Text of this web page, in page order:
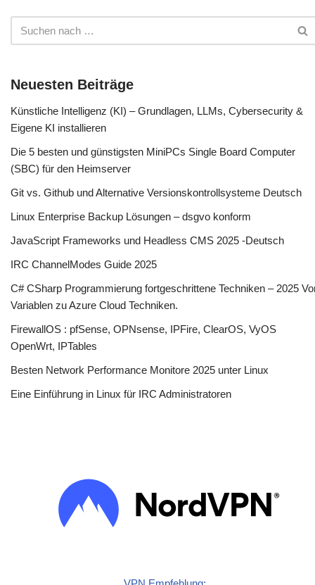
Neuesten Beiträge
Künstliche Intelligenz (KI) – Grundlagen, LLMs, Cybersecurity &
Eigene KI installieren
Die 5 besten und günstigsten MiniPCs Single Board Computer
(SBC) für den Heimserver
Git vs. Github und Alternative Versionskontrollsysteme Deutsch
Linux Enterprise Backup Lösungen – dsgvo konform
JavaScript Frameworks und Headless CMS 2025 -Deutsch
IRC ChannelModes Guide 2025
C# CSharp Programmierung fortgeschrittene Techniken – 2025
Variablen zu Azure Cloud Techniken.
FirewallOS : pfSense, OPNsense, IPFire, ClearOS, VyOS
OpenWrt, IPTables
Besten Network Performance Monitore 2025 unter Linux
Eine Einführung in Linux für IRC Administratoren